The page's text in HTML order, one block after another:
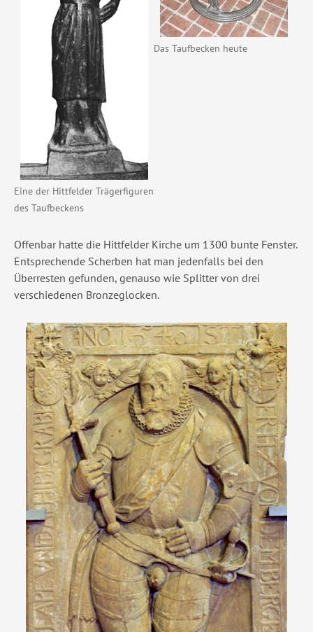
Eine der Hittfelder Trägerfiguren
des Taufbeckens
Das Taufbecken heute
Offenbar hatte die Hittfelder Kirche um 1300 bunte Fenster.
Entsprechende Scherben hat man jedenfalls bei den
Überresten gefunden, genauso wie Splitter von drei
verschiedenen Bronzeglocken.
Show larger version